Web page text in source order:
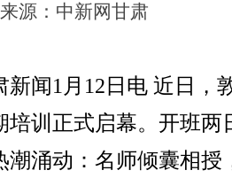
来源： 中新网甘肃
闻1月12日电 近日，
培训正式启幕。开班两
潮涌动：名师倾囊相授